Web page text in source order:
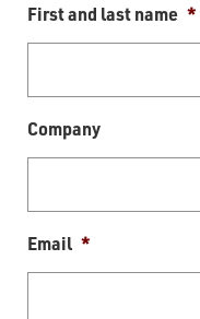
First and last name *
Company
Email *